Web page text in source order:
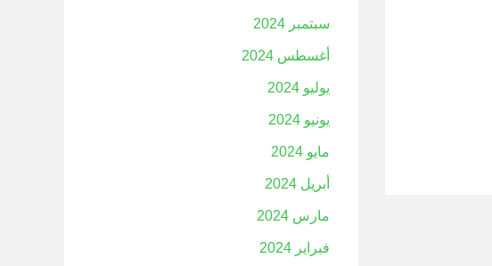
سبتمبر 2024
أغسطس 2024
يوليو 2024
يونيو 2024
مايو 2024
أبريل 2024
مارس 2024
فبراير 2024